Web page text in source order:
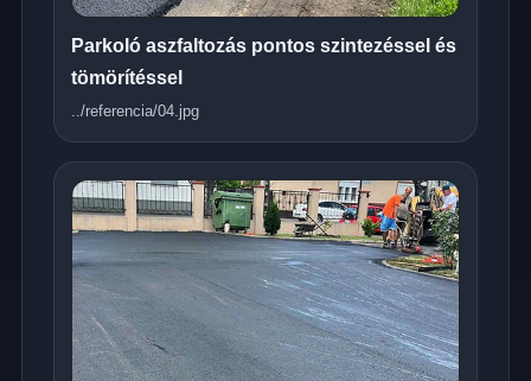
Parkoló aszfaltozás pontos szintezéssel és
tömörítéssel
../referencia/04.jpg